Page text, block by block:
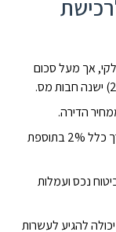
אך מעל סכום
אם בוצעה באמצעות מתווך – בדרך כלל 2% בתוספת
נכס ועמלות
להגיע לעשרות